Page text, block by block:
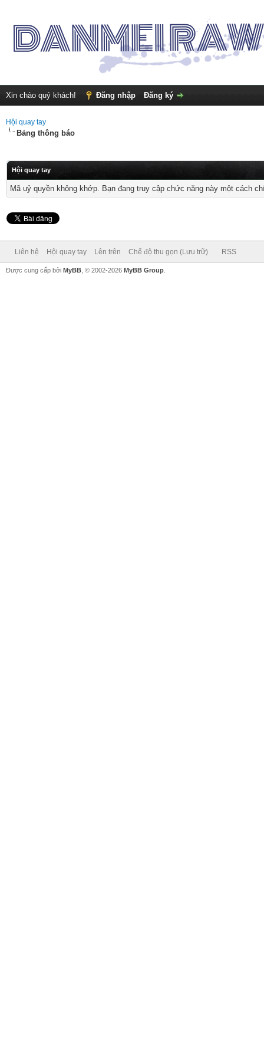
Xin chào quý khách! Đăng nhập Đăng ký
Hội quay tay
Bảng thông báo
Hội quay tay
Mã uỷ quyền không khớp. Bạn đang truy cập chức năng này một cách
Liên hệ Hội quay tay Lên trên Chế độ thu gọn (Lưu trữ) RSS
Được cung cấp bởi MyBB , © 2002-2026 MyBB Group